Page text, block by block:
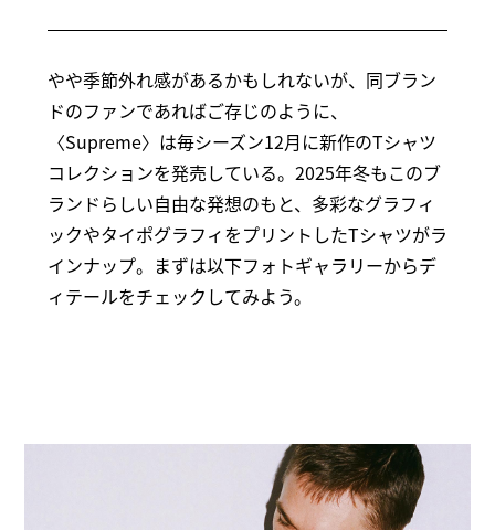
やや季節外れ感があるかもしれないが、同ブラン
ドのファンであればご存じのように、
〈Supreme〉は毎シーズン12月に新作のTシャツ
コレクションを発売している。2025年冬もこのブ
ランドらしい自由な発想のもと、多彩なグラフィ
ックやタイポグラフィをプリントしたTシャツがラ
インナップ。まずは以下フォトギャラリーからデ
ィテールをチェックしてみよう。